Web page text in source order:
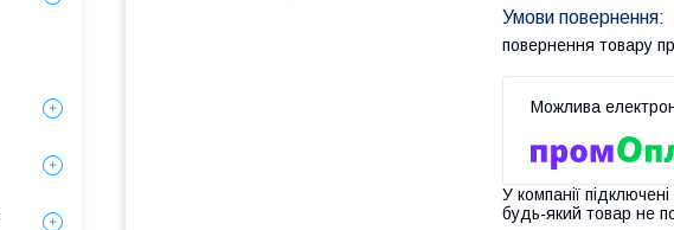
повернення товару
У компанії
будь-який товар не